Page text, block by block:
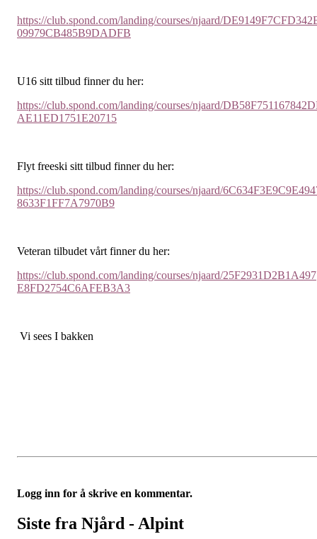
https://club.spond.com/landing/courses/njaard/
09979CB485B9DADFB
U16 sitt tilbud finner du her:
https://club.spond.com/landing/courses/njaard/
AE11ED1751E20715
Flyt freeski sitt tilbud finner du her:
https://club.spond.com/landing/courses/njaard/
8633F1FF7A7970B9
Veteran tilbudet vårt finner du her:
https://club.spond.com/landing/courses/njaard/25F2931D2B1A497
E8FD2754C6AFEB3A3
Vi sees I bakken
Logg inn for å skrive en kommentar.
Siste fra Njård - Alpint